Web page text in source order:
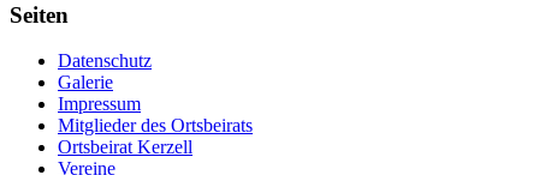
Seiten
Datenschutz
Galerie
Impressum
Mitglieder des Ortsbeirats
Ortsbeirat Kerzell
Vereine